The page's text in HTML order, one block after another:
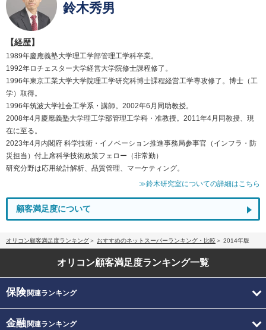
鈴木秀男
【経歴】
1989年慶應義塾大学理工学部管理工学科卒業。
1992年ロチェスター大学経営大学院修士課程修了。
1996年東京工業大学大学院理工学研究科博士課程経営工学専攻修了。博士（工
学）取得。
1996年筑波大学社会工学系・講師。2002年6月同助教授。
2008年4月慶應義塾大学理工学部管理工学科・准教授。2011年4月同教授、現
在に至る。
2023年4月内閣府 科学技術・イノベーション推進事務局参事官（インフラ・防
災担当）付上席科学技術政策フェロー（非常勤）
研究分野は応用統計解析、品質管理、マーケティング。
≫鈴木研究室についての詳細はこちら
顧客満足度について
オリコン顧客満足度ランキング おすすめのネットスーパーランキング・比較 2014年版
オリコン顧客満足度ランキング一覧
保険関連ランキング
金融関連ランキング